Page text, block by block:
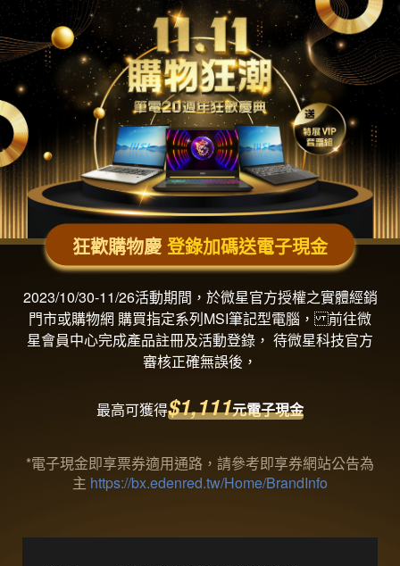
狂歡購物慶 登錄加碼送電子現金
2023/10/30-11/26活動期間，於微星官方授權之實體經銷
門市或購物網 購買指定系列MSI筆記型電腦， 前往微
星會員中心完成產品註冊及活動登錄， 待微星科技官方
審核正確無誤後，
最高可獲得$1,111元電子現金
*電子現金即享票券適用通路，請參考即享券網站公告為
主 https://bx.edenred.tw/Home/BrandInfo